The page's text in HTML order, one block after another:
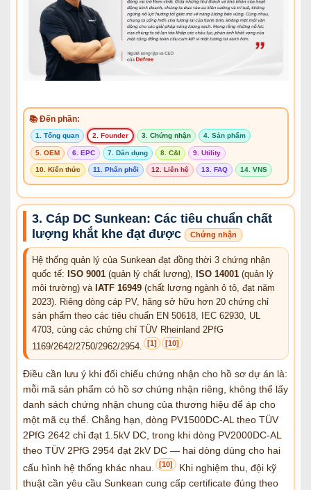
📚 Đến phần:
1. Tổng quan 2. Founder 3. Chứng nhận 4. Sản phẩm
5. OEM 6. EPC 7. Dân dụng 8. C&I 9. Utility
10. Kiến thức 11. Phân phối 12. Liên hệ 13. FAQ 14. VNS
3. Cáp DC Sunkean: Các tiêu chuẩn chất
lượng khắt khe đạt được
Chứng nhận
Hệ thống quản lý của Sunkean đạt đồng thời 3 chứng nhận
quốc tế: ISO 9001(quản lý chất lượng), ISO 14001(quản lý
môi trường) và IATF 16949(chất lượng ngành ô tô, đạt năm
2023). Riêng dòng cáp PV, hãng sở hữu hơn 20 chứng chỉ
sản phẩm theo các tiêu chuẩn EN 50618, IEC 62930, UL
4703, cùng các chứng chỉ TÜV Rheinland 2PfG
1169/2642/2750/2962/2954.
[1] [10]
Điều cần lưu ý khi đối chiếu chứng nhận cho hồ sơ dự án là:
mỗi mã sản phẩm có hồ sơ chứng nhận riêng, không thể lấy
danh sách chứng nhận chung của thương hiệu để áp cho
một mã cụ thể. Chẳng hạn, dòng PV1500DC-AL theo TÜV
2PfG 2642 chỉ đạt 1.5kV DC, trong khi dòng PV2000DC-AL
theo TÜV 2PfG 2954 đạt 2kV DC — hai dòng dùng cho hai
cấu hình hệ thống khác nhau.
[10] Khi nghiệm thu, đội kỹ
thuật cần yêu cầu Sunkean cung cấp certificate đúng theo